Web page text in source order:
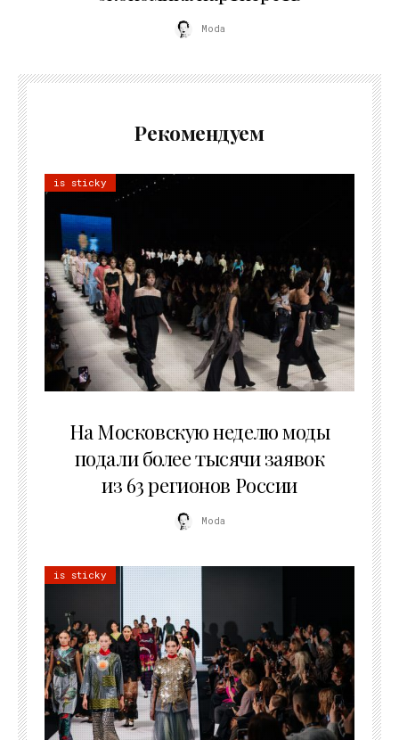
Moda
Рекомендуем
is sticky
На Московскую неделю моды
подали более тысячи заявок
из 63 регионов России
Moda
is sticky